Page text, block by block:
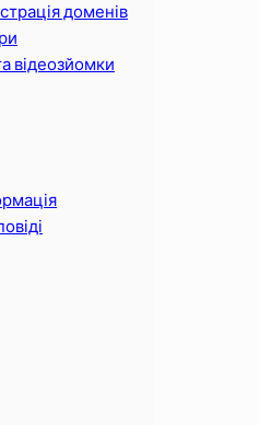
доменів
відеозйомки